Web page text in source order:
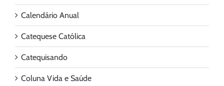
Calendário Anual
Catequese Católica
Catequisando
Coluna Vida e Saúde